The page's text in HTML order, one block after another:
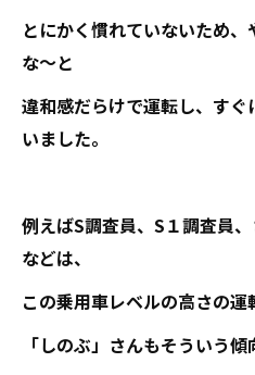
とにかく慣れていないため
な～と
違和感だらけで運転し、す
いました。
例えばS調査員、S１調査員
などは、
この乗用車レベルの高さの運
「しのぶ」さんもそういう傾